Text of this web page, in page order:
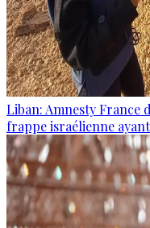
Liban: Amnesty France
frappe israélienne